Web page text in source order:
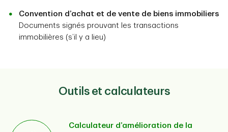
Convention d’achat et de vente de biens immobiliers
Documents signés prouvant les transactions
immobilières (s’il y a lieu)
Outils et calculateurs
Calculateur d’amélioration de la